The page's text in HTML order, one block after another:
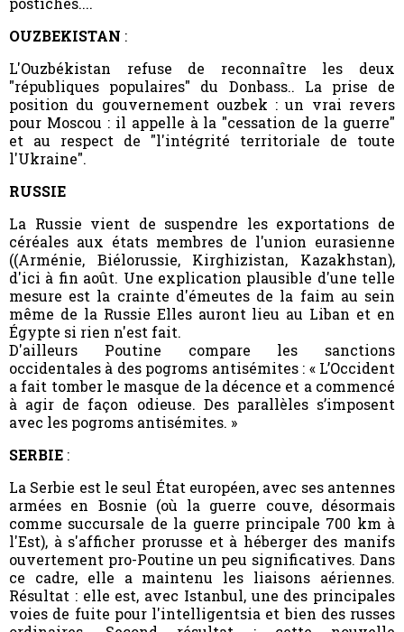
OUZBEKISTAN :
L'Ouzbékistan refuse de reconnaître les deux
"républiques populaires" du Donbass.. La prise de
position du gouvernement ouzbek : un vrai revers
pour Moscou : il appelle à la "cessation de la guerre"
et au respect de "l'intégrité territoriale de toute
l'Ukraine".
RUSSIE
La Russie vient de suspendre les exportations de
céréales aux états membres de l'union eurasienne
((Arménie, Biélorussie, Kirghizistan, Kazakhstan),
d'ici à fin août. Une explication plausible d'une telle
mesure est la crainte d'émeutes de la faim au sein
même de la Russie Elles auront lieu au Liban et en
Égypte si rien n'est fait.
D'ailleurs Poutine compare les sanctions
occidentales à des pogroms antisémites : « L’Occident
a fait tomber le masque de la décence et a commencé
à agir de façon odieuse. Des parallèles s’imposent
avec les pogroms antisémites. »
SERBIE :
La Serbie est le seul État européen, avec ses antennes
armées en Bosnie (où la guerre couve, désormais
comme succursale de la guerre principale 700 km à
l'Est), à s'afficher prorusse et à héberger des manifs
ouvertement pro-Poutine un peu significatives. Dans
ce cadre, elle a maintenu les liaisons aériennes.
Résultat : elle est, avec Istanbul, une des principales
voies de fuite pour l'intelligentsia et bien des russes